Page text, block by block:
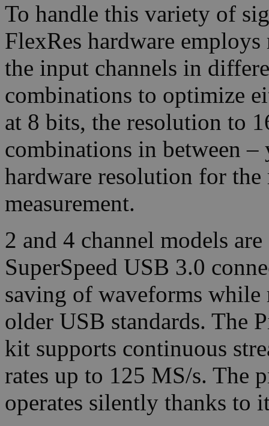
To handle this variety of
FlexRes hardware
the input channels in
combinations to optimize
at 8 bits, the resolution to
combinations in between –
hardware resolution for the
measurement.
2 and 4 channel models
SuperSpeed USB 3.0
saving of waveforms
older USB standards. The
kit supports continuous
rates up to 125 MS/s. The
operates silently thanks to